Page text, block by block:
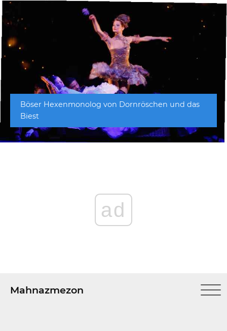
Böser Hexenmonolog von Dornröschen und das
Biest
ad
Mahnazmezon